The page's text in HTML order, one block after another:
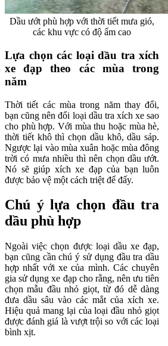
Dầu ướt phù hợp với thời tiết mưa gió,
các khu vực có độ ẩm cao
Lựa chọn các loại dầu tra xích
xe đạp theo các mùa trong
năm
Thời tiết các mùa trong năm thay đổi,
bạn cũng nên đổi loại dầu tra xích xe sao
cho phù hợp. Với mùa thu hoặc mùa hè,
thời tiết khô thì chọn dầu khô, dầu sáp.
Ngược lại vào mùa xuân hoặc mùa đông
trời có mưa nhiều thì nên chọn dầu ướt.
Nó sẽ giúp xích xe đạp của bạn luôn
được bảo vệ một cách triệt để đấy.
Chú ý lựa chọn đầu tra
dầu phù hợp
Ngoài việc chọn được loại dầu xe đạp,
bạn cũng cần chú ý sử dụng đầu tra dầu
hợp nhất với xe của mình. Các chuyên
gia sử dụng xe đạp cho rằng, nên ưu tiên
chọn mẫu đầu nhỏ giọt, từ đó dễ dàng
đưa dầu sâu vào các mắt của xích xe.
Hiệu quả mang lại của loại đầu nhỏ giọt
được đánh giá là vượt trội so với các loại
bình xịt.